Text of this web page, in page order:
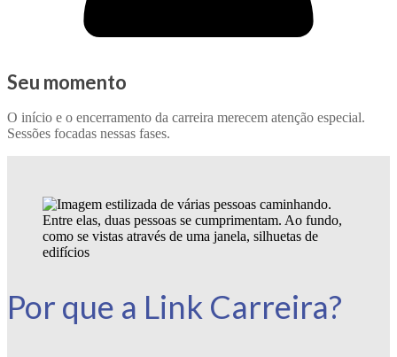
Seu momento
O início e o encerramento da carreira merecem atenção especial.
Sessões focadas nessas fases.
Por que a Link Carreira?